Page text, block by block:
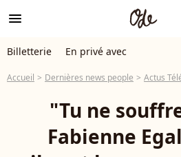
menu
Billetterie En privé avec
Accueil Dernières news people Actus
"Tu ne
Fabienne